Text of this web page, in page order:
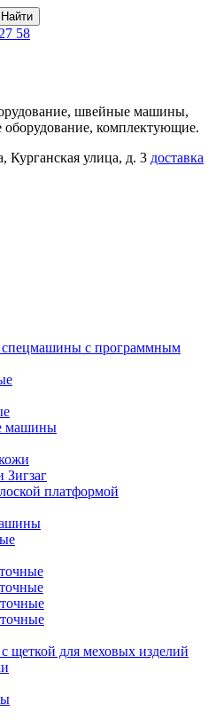
Найти
58
швейные машины,
оборудование, комплектующие.
Курганская улица, д. 3 доставка
с программным
машины
платформой
щеткой для меховых изделий